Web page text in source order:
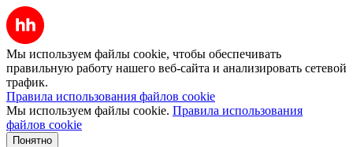
Мы используем файлы cookie, чтобы обеспечивать
правильную работу нашего веб-сайта и анализировать сетевой
трафик.
Правила использования файлов cookie
Мы используем файлы cookie. Правила использования
файлов cookie
Понятно